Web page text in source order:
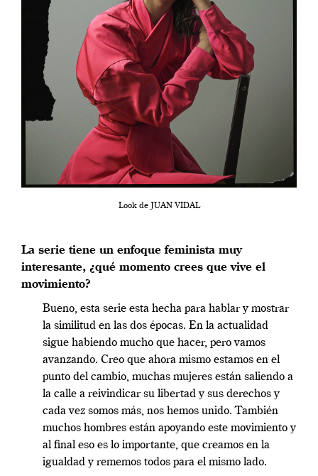
Look de JUAN VIDAL
La serie tiene un enfoque feminista muy
interesante, ¿qué momento crees que vive el
movimiento?
Bueno, esta serie esta hecha para hablar y mostrar
la similitud en las dos épocas. En la actualidad
sigue habiendo mucho que hacer, pero vamos
avanzando. Creo que ahora mismo estamos en el
punto del cambio, muchas mujeres están saliendo a
la calle a reivindicar su libertad y sus derechos y
cada vez somos más, nos hemos unido. También
muchos hombres están apoyando este movimiento y
al final eso es lo importante, que creamos en la
igualdad y rememos todos para el mismo lado.